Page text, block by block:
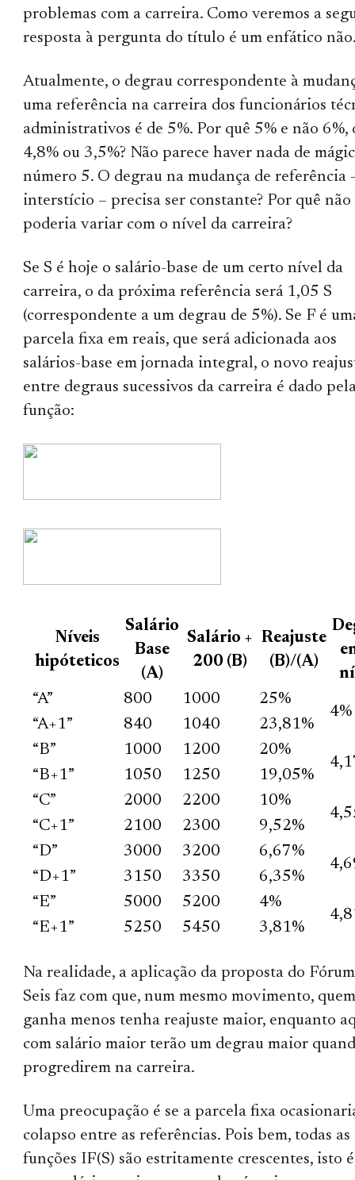
problemas com a carreira. Como veremos a
resposta à pergunta do título é um enfático
Atualmente, o degrau correspondente à
uma referência na carreira dos funcionários
administrativos é de 5%. Por quê 5% e não 6%,
4,8% ou 3,5%? Não parece haver nada de
número 5. O degrau na mudança de referência
interstício – precisa ser constante? Por quê não
poderia variar com o nível da carreira?
Se S é hoje o salário-base de um certo nível da
carreira, o da próxima referência será 1,05 S
(correspondente a um degrau de 5%). Se F é
parcela fixa em reais, que será adicionada aos
salários-base em jornada integral, o novo
entre degraus sucessivos da carreira é dado
função:
Níveis
hipóteticos
Salário
Base
(A)
Salário +
200 (B)
Reajuste
(B)/(A)
“A”
800 1000 25%
4%
“A+1” 840 1040
23,81%
“B”
1000 1200 20%
“B+1” 1050 1250
19,05%
“C”
2000 2200 10%
“C+1” 2100 2300
9,52%
“D”
3000 3200 6,67%
“D+1” 3150 3350
6,35%
“E”
5000 5200 4%
“E+1” 5250 5450 3,81%
Na realidade, a aplicação da proposta do
Seis faz com que, num mesmo movimento,
ganha menos tenha reajuste maior, enquanto
com salário maior terão um degrau maior
progredirem na carreira.
Uma preocupação é se a parcela fixa
colapso entre as referências. Pois bem, todas as
funções IF(S) são estritamente crescentes, isto